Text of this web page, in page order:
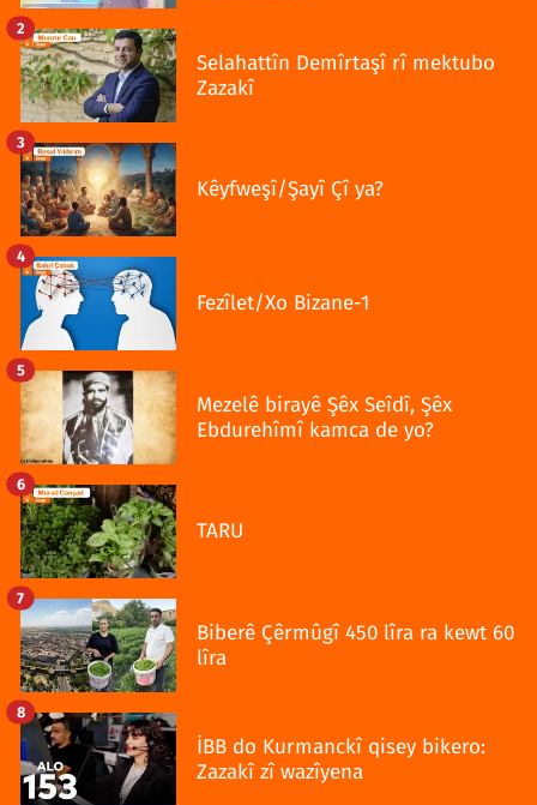
Selahattîn Demîrtaşî rî mektubo
Zazakî
2
Kêyfweşî/Şayî Çî ya?
3
Fezîlet/Xo Bizane-1
4
Mezelê birayê Şêx Seîdî, Şêx
Ebdurehîmî kamca de yo?
5
TARU
6
Biberê Çêrmûgî 450 lîra ra kewt 60
lîra
7
İBB do Kurmanckî qisey bikero:
Zazakî zî wazîyena
8